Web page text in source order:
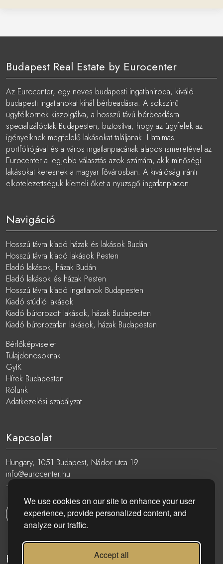
We use cookies on our site to enhance your user
experience, provide personalized content, and
analyze our traffic.
Accept all
Budapest Real Estate by Eurocenter
Az Eurocenter, egy neves budapesti ingatlaniroda, kiváló
budapesti ingatlanokat kínál bérbeadásra. A sokszínű
ügyfélkörnek kiszolgálva, a hosszú távú bérbeadásra
specializálódtak Budapesten, biztosítva, hogy az ügyfelek az
igényeiknek megfelelő lakásokat találjanak. Hatalmas
portfóliójával és a város ingatlanpiacának alapos ismeretével az
Eurocenter a legjobb választás azok számára, akik minőségi
lakásokat keresnek a magyar fővárosban. A kiválóság iránti
elkötelezettségük kiemeli őket a nyüzsgő ingatlanpiacon.
Navigáció
Hosszú távra kiadó házak és lakások Budán
Hosszú távra kiadó lakások Pesten
Eladó lakások, házak Budán
Eladó lakások és házak Pesten
Hosszú távra kiadó ingatlanok Budapesten
Kiadó stúdió lakások
Kiadó bútorozott lakások, házak Budapesten
Kiadó bútorozatlan lakások, házak Budapesten
Bérlőképviselet
Tulajdonosoknak
GyIK
Hírek Budapesten
Rólunk
Adatkezelési szabályzat
Kapcsolat
Hungary, 1051 Budapest, Nádor utca 19.
info@eurocenter.hu
+36 20 919 0005
Kapcsolatfelvétel
Kövess minket: